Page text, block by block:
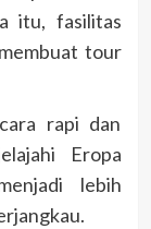
itu, fasilitas
tour
rapi dan
Eropa
lebih